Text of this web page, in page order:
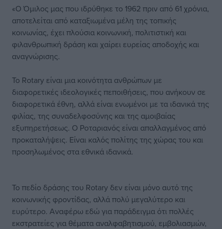
«Ο Όμιλος μας που ιδρύθηκε το 1962 πριν από 61 χρόνια,
αποτελείται από καταξιωμένα μέλη της τοπικής
κοινωνίας, έχει πλούσια κοινωνική, πολιτιστική και
φιλανθρωπική δράση και χαίρει ευρείας αποδοχής και
αναγνώρισης.
Το Rotary είναι μια κοινότητα ανθρώπων με
διαφορετικές ιδεολογικές πεποιθήσεις, που ανήκουν σε
διαφορετικά έθνη, αλλά είναι ενωμένοι με τα ιδανικά της
φιλίας, της συναδελφοσύνης και της αμοιβαίας
εξυπηρετήσεως. Ο Ροταριανός είναι απαλλαγμένος από
προκαταλήψεις. Είναι καλός πολίτης της χώρας του και
προσηλωμένος στα εθνικά ιδανικά.
Το πεδίο δράσης του Rotary δεν είναι μόνο αυτό της
κοινωνικής φροντίδας, αλλά πολύ μεγαλύτερο και
ευρύτερο. Αναφέρω εδώ για παράδειγμα ότι πολλές
εκστρατείες για θέματα αναλφαβητισμού, εμβολιασμών,